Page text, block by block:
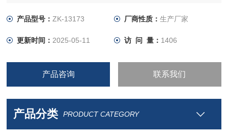
产品型号：ZK-13173 厂商性质： 生产厂家
更新时间： 2025-05-11 访 问 量： 1406
产品咨询 联系我们
产品分类 PRODUCT CATEGORY